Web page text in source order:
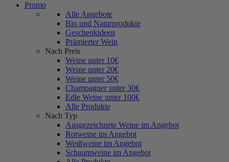
Promo
Alle Angebote
Bio und Naturprodukte
Geschenkideen
Prämierter Wein
Nach Preis
Weine unter 10€
Weine unter 20€
Weine unter 50€
Champagner unter 30€
Edle Weine unter 100€
Alle Produkte
Nach Typ
Ausgezeichnete Weine im Angebot
Rotweine im Angebot
Weißweine im Angebot
Schaumweine im Angebot